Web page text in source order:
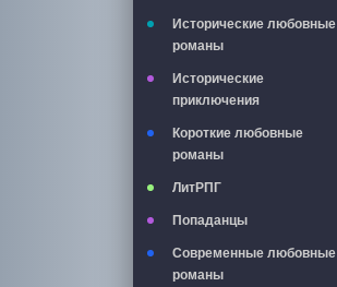
Исторические любовные
романы
Исторические
приключения
Короткие любовные
романы
ЛитРПГ
Попаданцы
Современные любовные
романы